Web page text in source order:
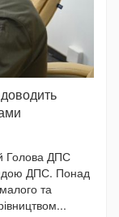
Голова ДПС
ДПС. Понад
та